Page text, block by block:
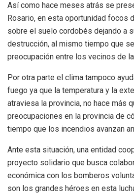
Así como hace meses atrás se
Rosario, en esta oportunidad focos
sobre el suelo cordobés dejando a
destrucción, al mismo tiempo que
preocupación entre los vecinos de
Por otra parte el clima tampoco
fuego ya que la temperatura y la
atraviesa la provincia, no hace más
preocupaciones en la provincia de
tiempo que los incendios avanzan
Ante esta situación, una entidad
proyecto solidario que busca
económica con los bomberos
son los grandes héroes en esta